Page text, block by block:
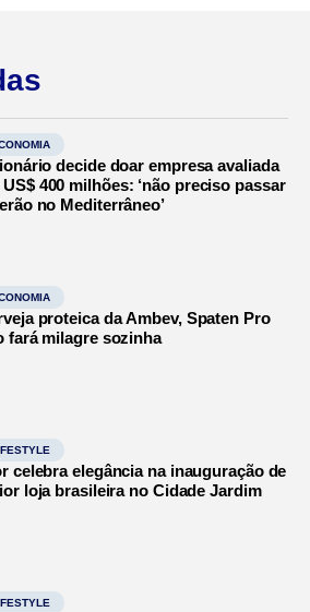
decide doar empresa avaliada
US$ 400 milhões: ‘não preciso passar
no Mediterrâneo’
proteica da Ambev, Spaten Pro
fará milagre sozinha
celebra elegância na inauguração de
loja brasileira no Cidade Jardim